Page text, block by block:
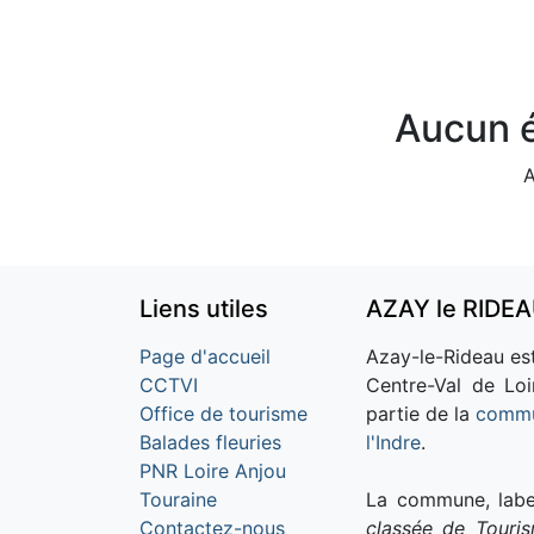
Aucun
Liens utiles
Page d'accueil
CCTVI
Office de tourisme
Balades fleuries
PNR Loire Anjou
Touraine
Contactez-nous
AZAY le
Azay-le-Rideau
Centre-Val de
partie de la
l'Indre.
La commune,
classée de